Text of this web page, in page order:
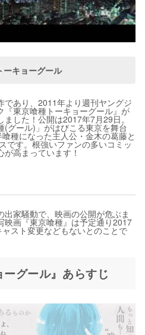
ーキョーグール
であり、2011年より週刊ヤングジ
『東京喰種トーキョーグール』が
した！公開は2017年7月29日。
(グール)」がはびこる東京を舞台
種になった主人公・金木の葛藤と
です。根強いファンの多いコミッ
高まっています！
家騒動で、映画の公開が危ぶま
映画『東京喰種』は予定通り2017
スト変更などもないとのことで
ーグール』あらすじ